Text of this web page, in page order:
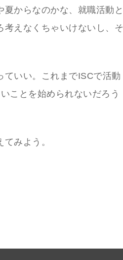
からなのかな、就職活動と
えなくちゃいけないし、そ
ていい。これまでISCで活動
ことを始められないだろう
みよう。